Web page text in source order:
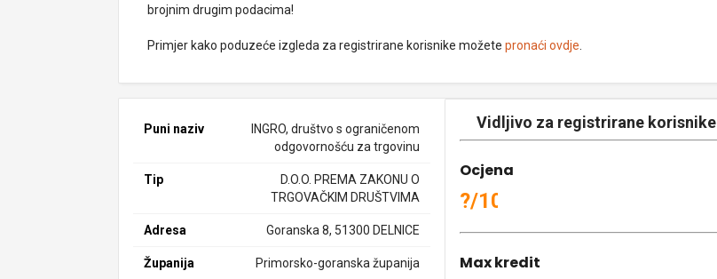
brojnim drugim podacima!
Primjer kako poduzeće izgleda za registrirane korisnike možetepronaći ovdje
Puni naziv
INGRO, društvo s ograničenom
odgovornošću za trgovinu
Tip
D.O.O. PREMA ZAKONU O
TRGOVAČKIM DRUŠTVIMA
Adresa Goranska 8, 51300 DELNICE
Županija Primorsko-goranska županija
Vidljivo za registrirane korisnike
Ocjena
?/10
Max kredit